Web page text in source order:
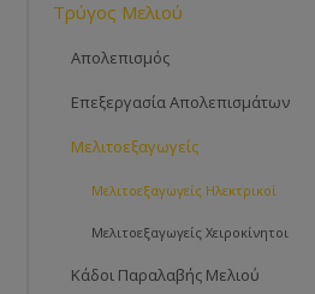
Τρύγος Μελιού
Απολεπισμός
Επεξεργασία Απολεπισμάτων
Μελιτοεξαγωγείς
Μελιτοεξαγωγείς Ηλεκτρικοί
Μελιτοεξαγωγείς Χειροκίνητοι
Κάδοι Παραλαβής Μελιού